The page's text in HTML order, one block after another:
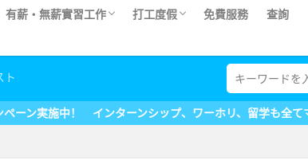
有薪・無薪實習工作 打工度假 免費服務 查詢
ト
シップ、ワーホリ、留学も全てマイステージにお任せ！